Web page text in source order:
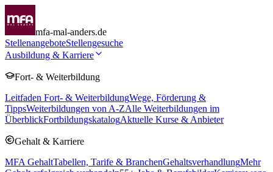
mfa-mal-anders.de
StellenangeboteStellengesuche
Ausbildung & Karriere
Fort- & Weiterbildung
Leitfaden Fort- & WeiterbildungWege, Förderung &
TippsWeiterbildungen von A-ZAlle Weiterbildungen im
ÜberblickFortbildungskatalogAktuelle Kurse & Anbieter
Gehalt & Karriere
MFA GehaltTabellen, Tarife & BranchenGehaltsverhandlungMehr